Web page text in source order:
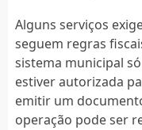
Alguns serviços
seguem regras
sistema municipal
estiver autorizada
emitir um
operação pode ser